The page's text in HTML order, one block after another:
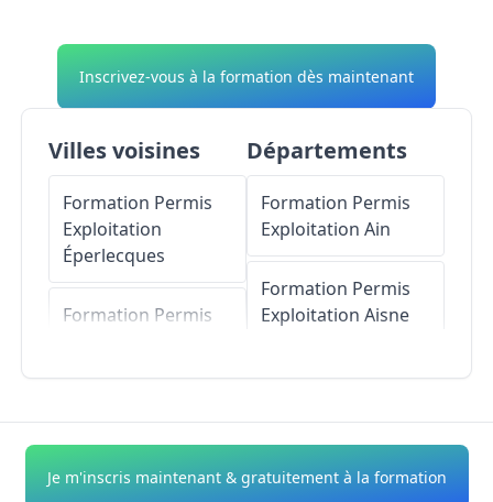
Inscrivez-vous à la formation dès maintenant
Villes voisines
Formation Permis
Exploitation
Éperlecques
Formation Permis
Exploitation
Serques
Départements
Formation Permis
Exploitation Ain
Formation Permis
Exploitation Aisne
Formation Permis
ExploitationAlpes-
Je m'inscris maintenant & gratuitement à la formation